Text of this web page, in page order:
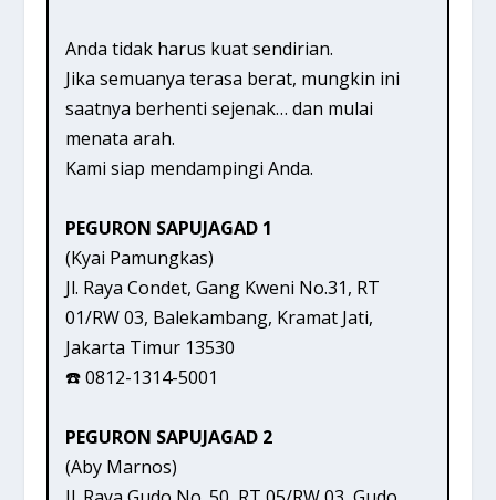
Anda tidak harus kuat sendirian.
Jika semuanya terasa berat, mungkin ini
saatnya berhenti sejenak… dan mulai
menata arah.
Kami siap mendampingi Anda.
PEGURON SAPUJAGAD 1
(Kyai Pamungkas)
Jl. Raya Condet, Gang Kweni No.31, RT
01/RW 03, Balekambang, Kramat Jati,
Jakarta Timur 13530
☎️ 0812-1314-5001
PEGURON SAPUJAGAD 2
(Aby Marnos)